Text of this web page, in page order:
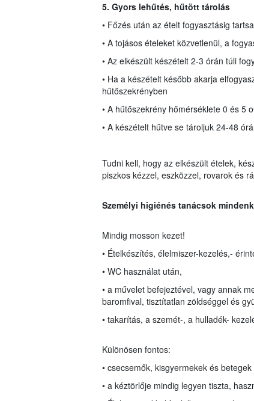
5. Gyors lehűtés, hűtött tárolás
• Főzés után az ételt fogyasztásig
• A tojásos ételeket közvetlenül, a
• Az elkészült készételt 2-3 órán túli
• Ha a készételt később akarja
hűtőszekrényben
• A hűtőszekrény hőmérséklete 0 és 5
• A készételt hűtve se tároljuk 24-48
Tudni kell, hogy az elkészült ételek,
piszkos kézzel, eszközzel, rovarok és
Személyi higiénés tanácsok
Mindig mosson kezet!
• Ételkészítés, élelmiszer-kezelés,-
• WC használat után,
• a művelet befejeztével, vagy annak
baromfival, tisztítatlan zöldséggel és
• takarítás, a szemét-, a hulladék-
Különösen fontos:
• csecsemők, kisgyermekek és
• a kéztörlője mindig legyen tiszta,